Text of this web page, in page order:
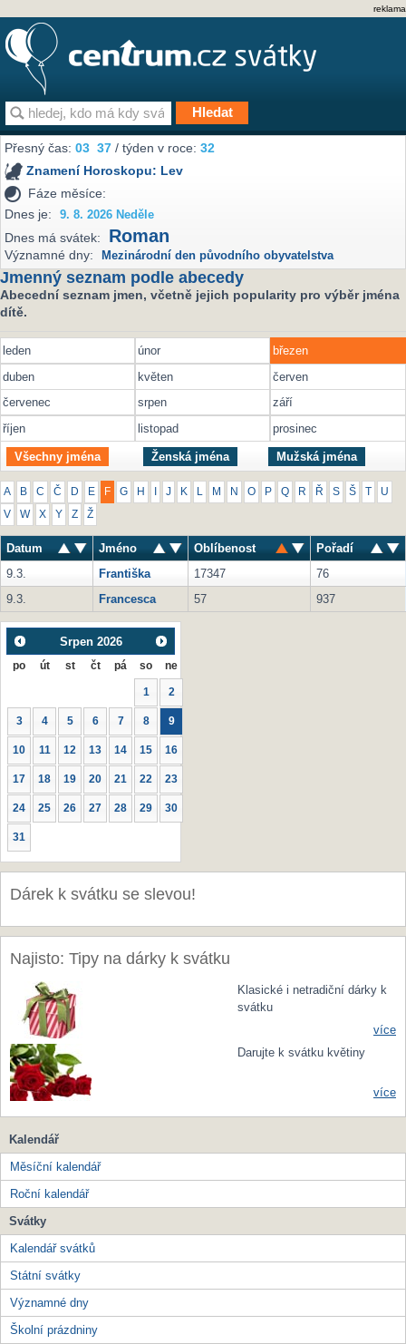
reklama
Přesný čas:03 37 / týden v roce:32
Znamení Horoskopu: Lev
Fáze měsíce:
Dnes je:
9. 8. 2026 Neděle
Dnes má svátek: Roman
Významné dny: Mezinárodní den původního obyvatelstva
Jmenný seznam podle abecedy
Abecední seznam jmen, včetně jejich popularity pro výběr jména
dítě.
leden únor
březen
duben
květen
červen
červenec
srpen
září
říjen
listopad prosinec
Všechny jména Ženská jména Mužská jména
A B C Č D E F G H J K M N O P Q R Ř S Š U
V W X Y Z Ž
Datum Jméno Oblíbenost
Pořadí
9.3.
Františka 17347
76
9.3.
Francesca 57 937
Srpen 2026
po út st čt pá so ne
1 2
3 4 5 6 7 8 9
10 11 12 13 14 15 16
17 18 19 20 21 22 23
24 25 26 27 28 29 30
31
Dárek k svátku se slevou!
Najisto: Tipy na dárky k svátku
Klasické i netradiční dárky k
svátku
více
Darujte k svátku květiny
více
Kalendář
Měsíční kalendář
Roční kalendář
Svátky
Kalendář svátků
Státní svátky
Významné dny
Školní prázdniny